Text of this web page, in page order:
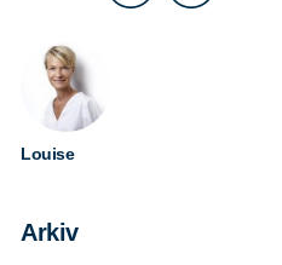
Louise
Arkiv
Om Cookies
Policy om personuppgifter